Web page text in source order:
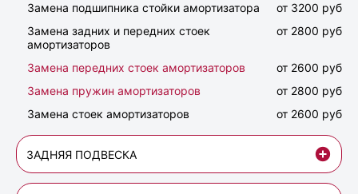
Замена подшипника стойки амортизатора
от 3200 руб
Замена задних и передних стоек
амортизаторов
от 2800 руб
Замена передних стоек амортизаторов
от 2600 руб
Замена пружин амортизаторов
от 2800 руб
Замена стоек амортизаторов
от 2600 руб
ЗАДНЯЯ ПОДВЕСКА